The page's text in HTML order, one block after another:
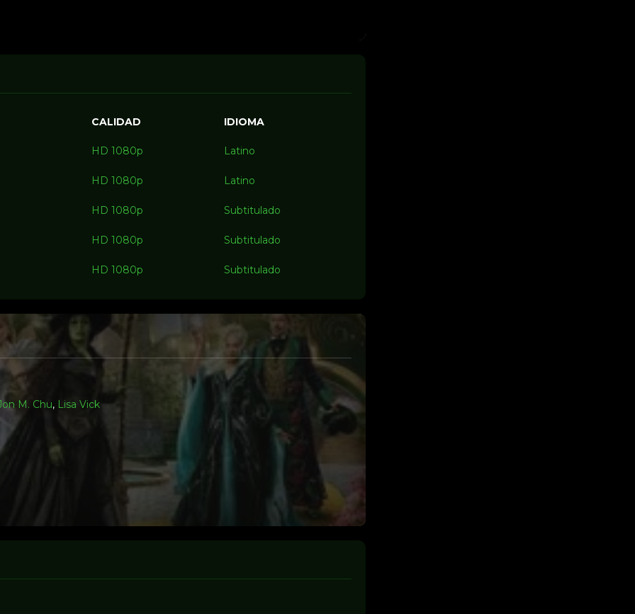
CALIDAD IDIOMA
HD 1080p Latino
HD 1080p Latino
HD 1080p Subtitulado
HD 1080p Subtitulado
HD 1080p Subtitulado
M. Chu, Lisa Vick